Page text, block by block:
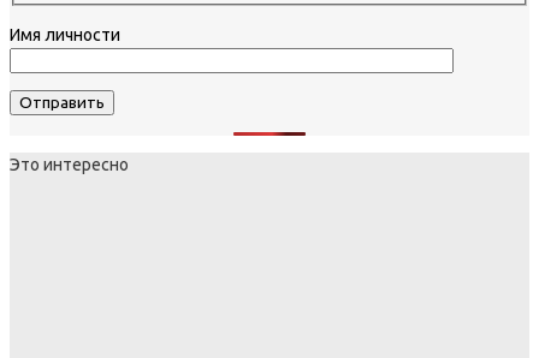
Имя личности
Это интересно